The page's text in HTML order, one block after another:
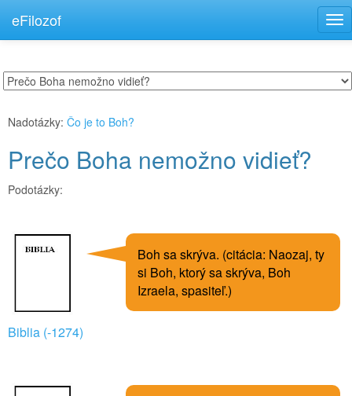
eFilozof
Nadotázky: Čo je to Boh?
Prečo Boha nemožno vidieť?
Podotázky:
Biblia (-1274)
Boh sa skrýva. (citácia: Naozaj, ty
si Boh, ktorý sa skrýva, Boh
Izraela, spasiteľ.)